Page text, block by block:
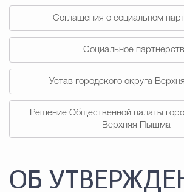
Государственные
Соглашения о социальном
Социальное
Устав городского округа
Решение Общественной палаты
Верхняя Пышма
ОБ